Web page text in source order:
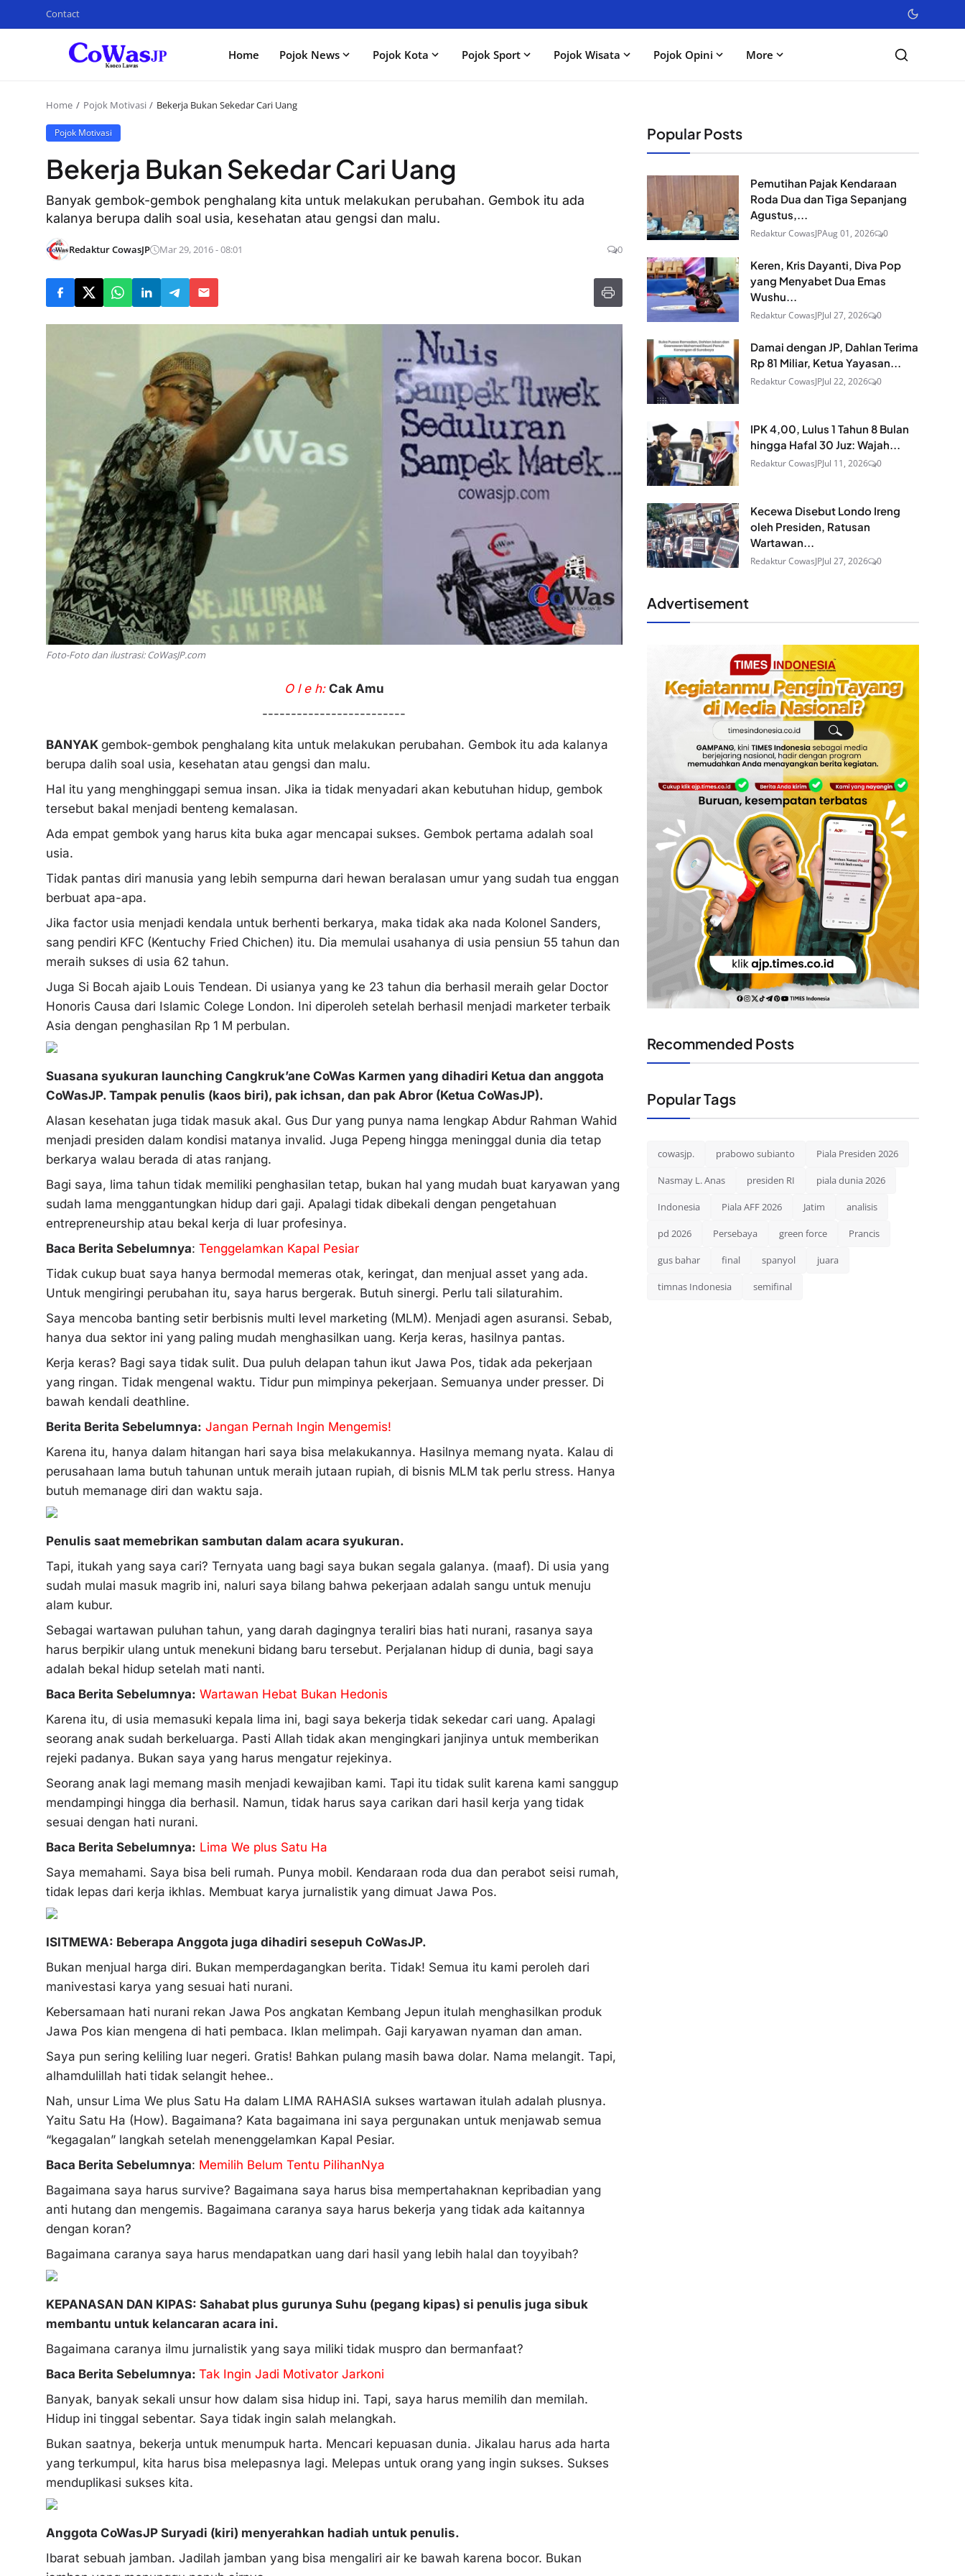
Contact
Home Pojok News Pojok Kota Pojok Sport Pojok Wisata Pojok Opini More
Home Pojok Motivasi Bekerja Bukan Sekedar Cari Uang
Pojok Motivasi
Bekerja Bukan Sekedar Cari Uang
Banyak gembok-gembok penghalang kita untuk melakukan perubahan. Gembok itu ada
kalanya berupa dalih soal usia, kesehatan atau gengsi dan malu.
Redaktur CowasJP Mar 29, 2016 - 08:01 0
Foto-Foto dan ilustrasi: CoWasJP.com
O l e h: Cak Amu
-------------------------
BANYAK gembok-gembok penghalang kita untuk melakukan perubahan. Gembok itu ada kalanya
berupa dalih soal usia, kesehatan atau gengsi dan malu.
Hal itu yang menghinggapi semua insan. Jika ia tidak menyadari akan kebutuhan hidup, gembok
tersebut bakal menjadi benteng kemalasan.
Ada empat gembok yang harus kita buka agar mencapai sukses. Gembok pertama adalah soal
usia.
Tidak pantas diri manusia yang lebih sempurna dari hewan beralasan umur yang sudah tua enggan
berbuat apa-apa.
Jika factor usia menjadi kendala untuk berhenti berkarya, maka tidak aka nada Kolonel Sanders,
sang pendiri KFC (Kentuchy Fried Chichen) itu. Dia memulai usahanya di usia pensiun 55 tahun dan
meraih sukses di usia 62 tahun.
Juga Si Bocah ajaib Louis Tendean. Di usianya yang ke 23 tahun dia berhasil meraih gelar Doctor
Honoris Causa dari Islamic Colege London. Ini diperoleh setelah berhasil menjadi marketer terbaik
Asia dengan penghasilan Rp 1 M perbulan.
Suasana syukuran launching Cangkruk’ane CoWas Karmen yang dihadiri Ketua dan anggota
CoWasJP. Tampak penulis (kaos biri), pak ichsan, dan pak Abror (Ketua CoWasJP).
Alasan kesehatan juga tidak masuk akal. Gus Dur yang punya nama lengkap Abdur Rahman Wahid
menjadi presiden dalam kondisi matanya invalid. Juga Pepeng hingga meninggal dunia dia tetap
berkarya walau berada di atas ranjang.
Bagi saya, lima tahun tidak memiliki penghasilan tetap, bukan hal yang mudah buat karyawan yang
sudah lama menggantungkan hidup dari gaji. Apalagi tidak dibekali dengan pengetahuan
entrepreneurship atau bekal kerja di luar profesinya.
Baca Berita Sebelumnya: Tenggelamkan Kapal Pesiar
Tidak cukup buat saya hanya bermodal memeras otak, keringat, dan menjual asset yang ada.
Untuk mengiringi perubahan itu, saya harus bergerak. Butuh sinergi. Perlu tali silaturahim.
Saya mencoba banting setir berbisnis multi level marketing (MLM). Menjadi agen asuransi. Sebab,
hanya dua sektor ini yang paling mudah menghasilkan uang. Kerja keras, hasilnya pantas.
Kerja keras? Bagi saya tidak sulit. Dua puluh delapan tahun ikut Jawa Pos, tidak ada pekerjaan
yang ringan. Tidak mengenal waktu. Tidur pun mimpinya pekerjaan. Semuanya under presser. Di
bawah kendali deathline.
Berita Berita Sebelumnya: Jangan Pernah Ingin Mengemis!
Karena itu, hanya dalam hitangan hari saya bisa melakukannya. Hasilnya memang nyata. Kalau di
perusahaan lama butuh tahunan untuk meraih jutaan rupiah, di bisnis MLM tak perlu stress. Hanya
butuh memanage diri dan waktu saja.
Penulis saat memebrikan sambutan dalam acara syukuran.
Tapi, itukah yang saya cari? Ternyata uang bagi saya bukan segala galanya. (maaf). Di usia yang
sudah mulai masuk magrib ini, naluri saya bilang bahwa pekerjaan adalah sangu untuk menuju
alam kubur.
Sebagai wartawan puluhan tahun, yang darah dagingnya teraliri bias hati nurani, rasanya saya
harus berpikir ulang untuk menekuni bidang baru tersebut. Perjalanan hidup di dunia, bagi saya
adalah bekal hidup setelah mati nanti.
Baca Berita Sebelumnya: Wartawan Hebat Bukan Hedonis
Karena itu, di usia memasuki kepala lima ini, bagi saya bekerja tidak sekedar cari uang. Apalagi
seorang anak sudah berkeluarga. Pasti Allah tidak akan mengingkari janjinya untuk memberikan
rejeki padanya. Bukan saya yang harus mengatur rejekinya.
Seorang anak lagi memang masih menjadi kewajiban kami. Tapi itu tidak sulit karena kami sanggup
mendampingi hingga dia berhasil. Namun, tidak harus saya carikan dari hasil kerja yang tidak
sesuai dengan hati nurani.
Baca Berita Sebelumnya: Lima We plus Satu Ha
Saya memahami. Saya bisa beli rumah. Punya mobil. Kendaraan roda dua dan perabot seisi rumah,
tidak lepas dari kerja ikhlas. Membuat karya jurnalistik yang dimuat Jawa Pos.
ISITMEWA: Beberapa Anggota juga dihadiri sesepuh CoWasJP.
Bukan menjual harga diri. Bukan memperdagangkan berita. Tidak! Semua itu kami peroleh dari
manivestasi karya yang sesuai hati nurani.
Kebersamaan hati nurani rekan Jawa Pos angkatan Kembang Jepun itulah menghasilkan produk
Jawa Pos kian mengena di hati pembaca. Iklan melimpah. Gaji karyawan nyaman dan aman.
Saya pun sering keliling luar negeri. Gratis! Bahkan pulang masih bawa dolar. Nama melangit. Tapi,
alhamdulillah hati tidak selangit hehee..
Nah, unsur Lima We plus Satu Ha dalam LIMA RAHASIA sukses wartawan itulah adalah plusnya.
Yaitu Satu Ha (How). Bagaimana? Kata bagaimana ini saya pergunakan untuk menjawab semua
“kegagalan” langkah setelah menenggelamkan Kapal Pesiar.
Baca Berita Sebelumnya: Memilih Belum Tentu PilihanNya
Bagaimana saya harus survive? Bagaimana saya harus bisa mempertahaknan kepribadian yang
anti hutang dan mengemis. Bagaimana caranya saya harus bekerja yang tidak ada kaitannya
dengan koran?
Bagaimana caranya saya harus mendapatkan uang dari hasil yang lebih halal dan toyyibah?
KEPANASAN DAN KIPAS: Sahabat plus gurunya Suhu (pegang kipas) si penulis juga sibuk
membantu untuk kelancaran acara ini.
Bagaimana caranya ilmu jurnalistik yang saya miliki tidak muspro dan bermanfaat?
Baca Berita Sebelumnya: Tak Ingin Jadi Motivator Jarkoni
Banyak, banyak sekali unsur how dalam sisa hidup ini. Tapi, saya harus memilih dan memilah.
Hidup ini tinggal sebentar. Saya tidak ingin salah melangkah.
Bukan saatnya, bekerja untuk menumpuk harta. Mencari kepuasan dunia. Jikalau harus ada harta
yang terkumpul, kita harus bisa melepasnya lagi. Melepas untuk orang yang ingin sukses. Sukses
menduplikasi sukses kita.
Anggota CoWasJP Suryadi (kiri) menyerahkan hadiah untuk penulis.
Ibarat sebuah jamban. Jadilah jamban yang bisa mengaliri air ke bawah karena bocor. Bukan
Popular Posts
Pemutihan Pajak Kendaraan
Roda Dua dan Tiga Sepanjang
Agustus,...
Redaktur CowasJPAug 01, 2026 0
Keren, Kris Dayanti, Diva Pop
yang Menyabet Dua Emas
Wushu...
Redaktur CowasJPJul 27, 2026 0
Damai dengan JP, Dahlan Terima
Rp 81 Miliar, Ketua Yayasan...
Redaktur CowasJPJul 22, 2026 0
IPK 4,00, Lulus 1 Tahun 8 Bulan
hingga Hafal 30 Juz: Wajah...
Redaktur CowasJPJul 11, 2026 0
Kecewa Disebut Londo Ireng
oleh Presiden, Ratusan
Wartawan...
Redaktur CowasJPJul 27, 2026 0
Advertisement
Recommended Posts
Popular Tags
cowasjp. prabowo subianto Piala Presiden 2026
Nasmay L. Anas presiden RI piala dunia 2026
Indonesia Piala AFF 2026 Jatim analisis
pd 2026 Persebaya green force Prancis
gus bahar final spanyol juara
timnas Indonesia semifinal